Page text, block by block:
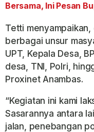
Bersama, Ini Pesan
Tetti
berbagai unsur
UPT, Kepala Desa,
desa, TNI, Polri,
Proxinet Anambas.
“Kegiatan ini kami
Sasarannya antara
jalan, penebangan